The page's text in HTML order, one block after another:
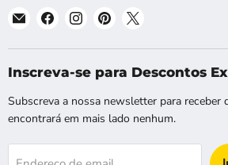
Email
EU
Encontre-
no
Facebook
Encontre-
no
Instagram
Encontre-
no
Pinterest
no
X
Inscreva-se para Descontos
Subscreva a nossa newsletter para receber
encontrará em mais lado nenhum.